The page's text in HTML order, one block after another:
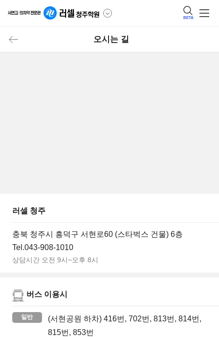
BETA
오시는 길
러셀 청주
충북 청주시 흥덕구 서현로60 (스타벅스 건물) 6층
Tel.043-908-1010
상담시간 오전 9시~오후 8시
버스 이용시
일반
(서현공원 하차) 416번, 702번, 813번, 814번,
815번, 853번